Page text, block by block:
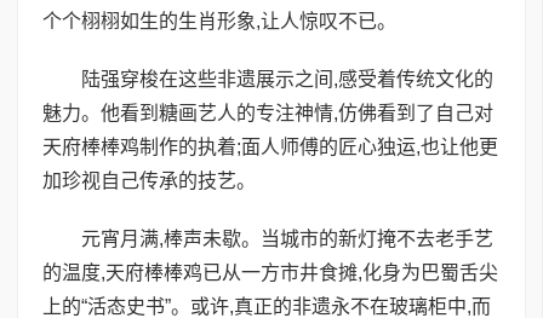
个个栩栩如生的生肖形象,让人惊叹不已。
陆强穿梭在这些非遗展示之间,感受着传统文化的
魅力。他看到糖画艺人的专注神情,仿佛看到了自己对
天府棒棒鸡制作的执着;面人师傅的匠心独运,也让他更
加珍视自己传承的技艺。
元宵月满,棒声未歇。当城市的新灯掩不去老手艺
的温度,天府棒棒鸡已从一方市井食摊,化身为巴蜀舌尖
上的“活态史书”。或许,真正的非遗永不在玻璃柜中,而